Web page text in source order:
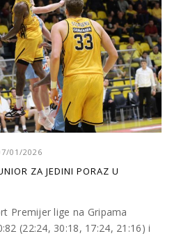
01/2026
ZA JEDINI PORAZ U
Premijer lige na Gripama
(22:24, 30:18, 17:24, 21:16) i